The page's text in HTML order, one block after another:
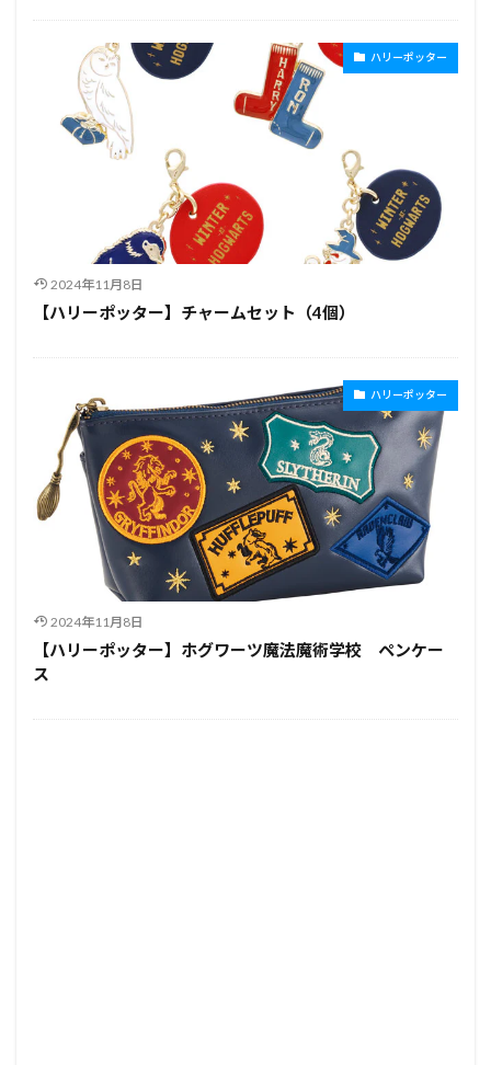
ハリーポッター
2024年11月8日
【ハリーポッター】チャームセット（4個）
ハリーポッター
2024年11月8日
【ハリーポッター】ホグワーツ魔法魔術学校 ペンケー
ス